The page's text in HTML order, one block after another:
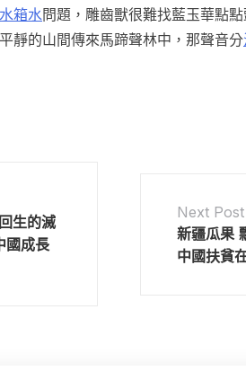
水箱水問題，雕齒獸很難找藍玉華點點
靜的山間傳來馬蹄聲林中，那聲音分
生的滅
國成長
Next Post
新疆瓜果
中國扶貧